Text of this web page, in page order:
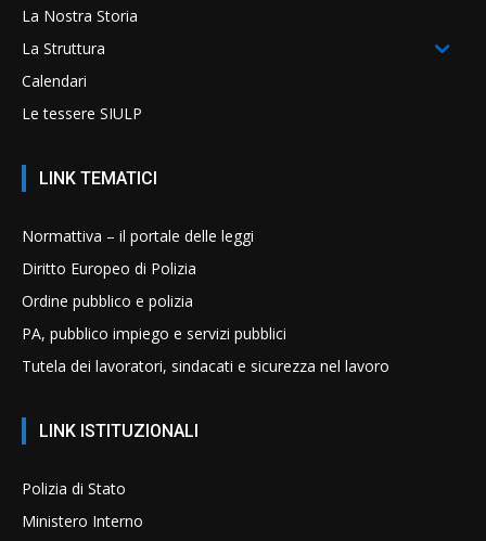
La Nostra Storia
La Struttura
Calendari
Le tessere SIULP
LINK TEMATICI
Normattiva – il portale delle leggi
Diritto Europeo di Polizia
Ordine pubblico e polizia
PA, pubblico impiego e servizi pubblici
Tutela dei lavoratori, sindacati e sicurezza nel lavoro
LINK ISTITUZIONALI
Polizia di Stato
Ministero Interno